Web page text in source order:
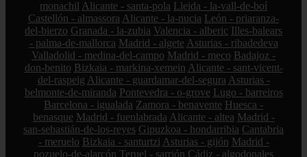
monachil Alicante - santa-pola Lleida - la-vall-de-boí
Castellón - almassora Alicante - la-nucia León - priaranza-
del-bierzo Granada - la-zubia Valencia - alberic Illes-balears
- palma-de-mallorca Madrid - algete Asturias - ribadedeva
Valladolid - medina-del-campo Madrid - meco Badajoz -
don-benito Bizkaia - markina-xemein Alicante - sant-vicent-
del-raspeig Alicante - guardamar-del-segura Asturias -
belmonte-de-miranda Pontevedra - o-grove Lugo - barreiros
Barcelona - igualada Zamora - benavente Huesca -
benasque Madrid - fuenlabrada Alicante - altea Madrid -
san-sebastián-de-los-reyes Gipuzkoa - hondarribia Cantabria
- meruelo Bizkaia - santurtzi Asturias - gijón Madrid -
pozuelo-de-alarcón Teruel - sarrión Cádiz - algodonales